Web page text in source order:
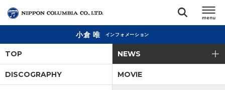
閉じる
小倉 唯 インフォメーション
TOP NEWS
DISCOGRAPHY MOVIE